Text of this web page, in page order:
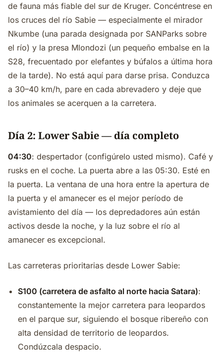
de fauna más fiable del sur de Kruger. Concéntrese en
los cruces del río Sabie — especialmente el mirador
Nkumbe (una parada designada por SANParks sobre
el río) y la presa Mlondozi (un pequeño embalse en la
S28, frecuentado por elefantes y búfalos a última hora
de la tarde). No está aquí para darse prisa. Conduzca
a 30–40 km/h, pare en cada abrevadero y deje que
los animales se acerquen a la carretera.
Día 2: Lower Sabie — día completo
04:30: despertador (configúrelo usted mismo). Café y
rusks en el coche. La puerta abre a las 05:30. Esté en
la puerta. La ventana de una hora entre la apertura de
la puerta y el amanecer es el mejor período de
avistamiento del día — los depredadores aún están
activos desde la noche, y la luz sobre el río al
amanecer es excepcional.
Las carreteras prioritarias desde Lower Sabie:
S100 (carretera de asfalto al norte hacia Satara):
constantemente la mejor carretera para leopardos
en el parque sur, siguiendo el bosque ribereño con
alta densidad de territorio de leopardos.
Condúzcala despacio.